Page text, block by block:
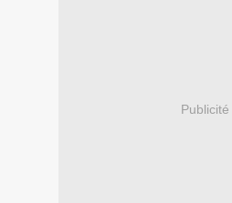
Publicité